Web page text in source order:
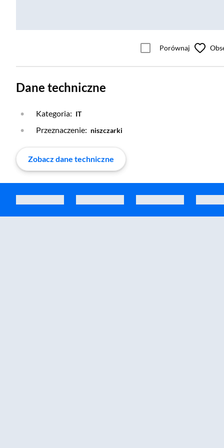
Porównaj
Dane techniczne
Kategoria: IT
Przeznaczenie: niszczarki
Zobacz dane techniczne